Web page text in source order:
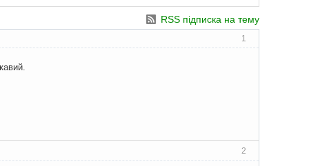
RSS підписка на тему
1
2